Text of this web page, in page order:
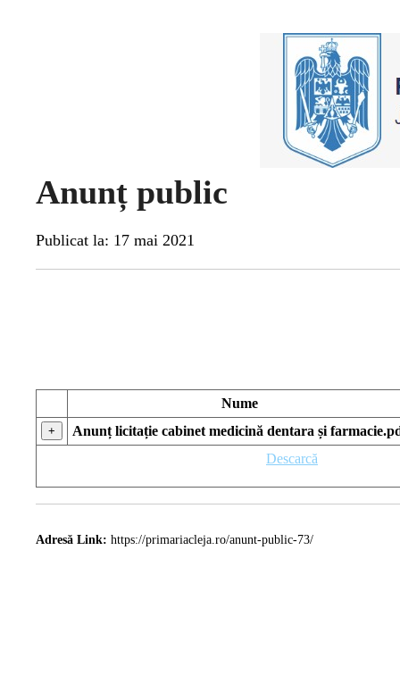
Anunț public
Publicat la: 17 mai 2021
Nume
+
Anunț licitație cabinet medicină dentara și
Descarcă
Adresă Link: https://primariacleja.ro/anunt-public-73/